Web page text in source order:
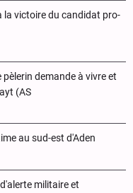
la victoire du candidat pro-
pèlerin demande à vivre et
(AS
au sud-est d'Aden
militaire et